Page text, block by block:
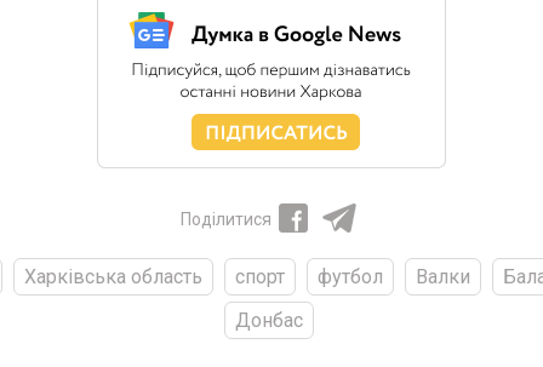
Поділитися
Харківська область спорт футбол Валки
Донбас